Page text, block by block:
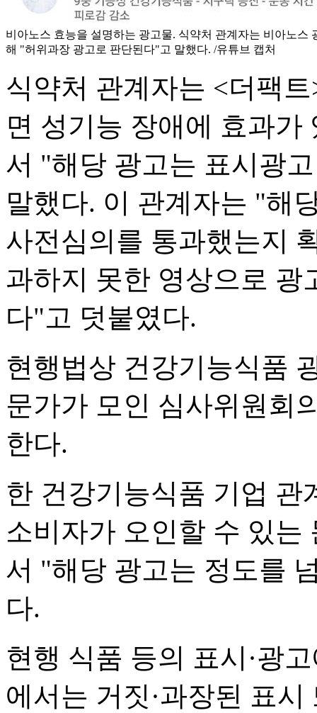
비아노스 효능을 설명하는 광고물. 식약처 관계자는 비아노스
해 "허위과장 광고로 판단된다"고 말했다. /유튜브 캡처
식약처 관계자는 <더팩
면 성기능 장애에 효과
서 "해당 광고는 표시광
말했다. 이 관계자는 "해
사전심의를 통과했는지
과하지 못한 영상으로 광
다"고 덧붙였다.
현행법상 건강기능식품
문가가 모인 심사위원회
한다.
한 건강기능식품 기업
소비자가 오인할 수 있
서 "해당 광고는 정도를
다.
현행 식품 등의 표시·광
에서는 거짓·과장된 표